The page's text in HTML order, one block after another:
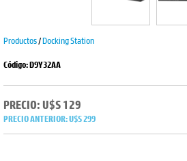
Productos/Docking Station
Código: D9Y32AA
PRECIO: U$S 129
PRECIO ANTERIOR:U$S 299